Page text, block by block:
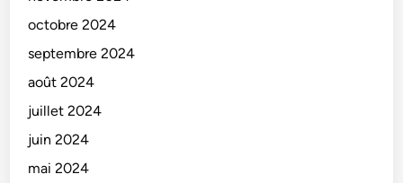
octobre 2024
septembre 2024
août 2024
juillet 2024
juin 2024
mai 2024